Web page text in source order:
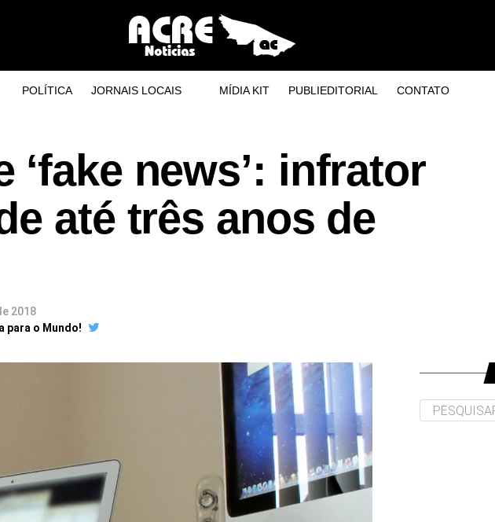
POLÍTICA JORNAIS LOCAIS MÍDIA KIT PUBLIEDITORIAL CONTATO
‘fake news’: infrator
até três anos de
2018
para o Mundo!